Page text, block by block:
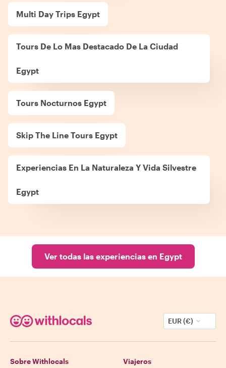
Multi Day Trips Egypt
Tours De Lo Mas Destacado De La Ciudad
Egypt
Tours Nocturnos Egypt
Skip The Line Tours Egypt
Experiencias En La Naturaleza Y Vida Silvestre
Egypt
Ver todas las experiencias en Egypt
EUR (€)
Sobre Withlocals Viajeros